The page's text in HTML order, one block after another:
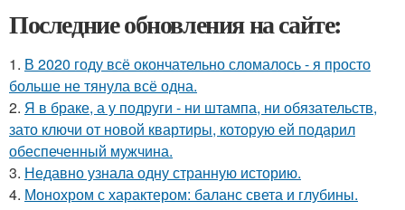
Последние обновления на сайте:
1. В 2020 году всё окончательно сломалось - я просто
больше не тянула всё одна.
2. Я в браке, а у подруги - ни штампа, ни обязательств,
зато ключи от новой квартиры, которую ей подарил
обеспеченный мужчина.
3. Недавно узнала одну странную историю.
4. Монохром с характером: баланс света и глубины.